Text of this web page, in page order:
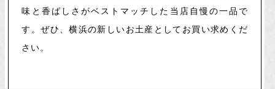
味と香ばしさがベストマッチした当店自慢の一品で
す。ぜひ、横浜の新しいお土産としてお買い求めくだ
さい。